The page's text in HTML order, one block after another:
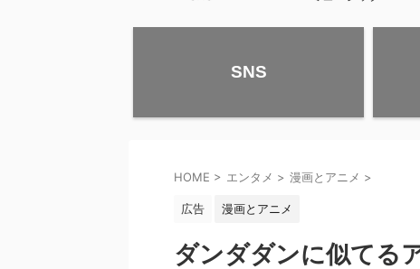
SNS
HOME > エンタメ > 漫画とアニメ >
広告 漫画とアニメ
ダンダダンに似てる